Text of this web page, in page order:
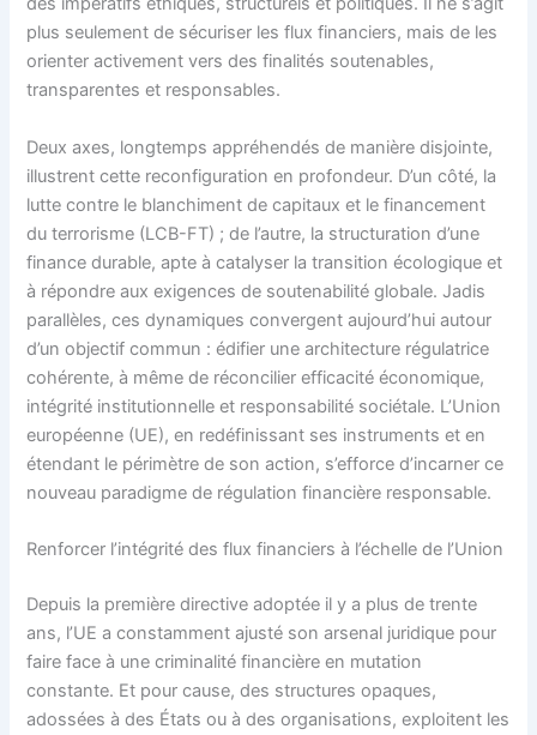
plus seulement de sécuriser les flux financiers, mais de les
orienter activement vers des finalités soutenables,
transparentes et responsables.
Deux axes, longtemps appréhendés de manière disjointe,
illustrent cette reconfiguration en profondeur. D’un côté, la
lutte contre le blanchiment de capitaux et le financement
du terrorisme (LCB-FT) ; de l’autre, la structuration d’une
finance durable, apte à catalyser la transition écologique et
à répondre aux exigences de soutenabilité globale. Jadis
parallèles, ces dynamiques convergent aujourd’hui autour
d’un objectif commun : édifier une architecture régulatrice
cohérente, à même de réconcilier efficacité économique,
intégrité institutionnelle et responsabilité sociétale. L’Union
européenne (UE), en redéfinissant ses instruments et en
étendant le périmètre de son action, s’efforce d’incarner ce
nouveau paradigme de régulation financière responsable.
Renforcer l’intégrité des flux financiers à l’échelle de l’Union
Depuis la première directive adoptée il y a plus de trente
ans, l’UE a constamment ajusté son arsenal juridique pour
faire face à une criminalité financière en mutation
constante. Et pour cause, des structures opaques,
adossées à des États ou à des organisations, exploitent les